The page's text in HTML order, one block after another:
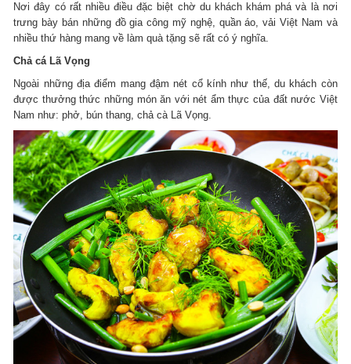
Nơi đây có rất nhiều điều đặc biệt chờ du khách khám phá và là nơi
trưng bày bán những đồ gia công mỹ nghệ, quần áo, vải Việt Nam và
nhiều thứ hàng mang về làm quà tặng sẽ rất có ý nghĩa.
Chả cá Lã Vọng
Ngoài những địa điểm mang đậm nét cổ kính như thế, du khách còn
được thưởng thức những món ăn với nét ẩm thực của đất nước Việt
Nam như: phở, bún thang, chả cà Lã Vọng.